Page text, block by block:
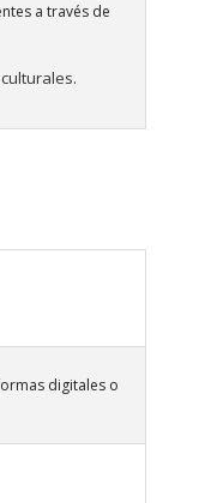
a través de
digitales o